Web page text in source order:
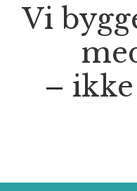
Vi
–